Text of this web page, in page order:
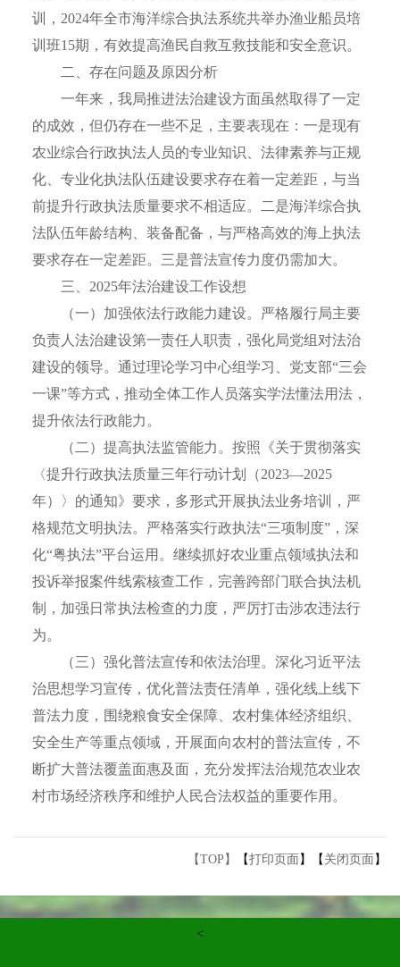
训，2024年全市海洋综合执法系统共举办渔业船员培
训班15期，有效提高渔民自救互救技能和安全意识。
二、存在问题及原因分析
一年来，我局推进法治建设方面虽然取得了一定
的成效，但仍存在一些不足，主要表现在：一是现有
农业综合行政执法人员的专业知识、法律素养与正规
化、专业化执法队伍建设要求存在着一定差距，与当
前提升行政执法质量要求不相适应。二是海洋综合执
法队伍年龄结构、装备配备，与严格高效的海上执法
要求存在一定差距。三是普法宣传力度仍需加大。
三、2025年法治建设工作设想
（一）加强依法行政能力建设。严格履行局主要
负责人法治建设第一责任人职责，强化局党组对法治
建设的领导。通过理论学习中心组学习、党支部“三会
一课”等方式，推动全体工作人员落实学法懂法用法，
提升依法行政能力。
（二）提高执法监管能力。按照《关于贯彻落实
〈提升行政执法质量三年行动计划（2023—2025
年）〉的通知》要求，多形式开展执法业务培训，严
格规范文明执法。严格落实行政执法“三项制度”，深
化“粤执法”平台运用。继续抓好农业重点领域执法和
投诉举报案件线索核查工作，完善跨部门联合执法机
制，加强日常执法检查的力度，严厉打击涉农违法行
为。
（三）强化普法宣传和依法治理。深化习近平法
治思想学习宣传，优化普法责任清单，强化线上线下
普法力度，围绕粮食安全保障、农村集体经济组织、
安全生产等重点领域，开展面向农村的普法宣传，不
断扩大普法覆盖面惠及面，充分发挥法治规范农业农
村市场经济秩序和维护人民合法权益的重要作用。
【TOP】 【打印页面 】【 关闭页面 】
<